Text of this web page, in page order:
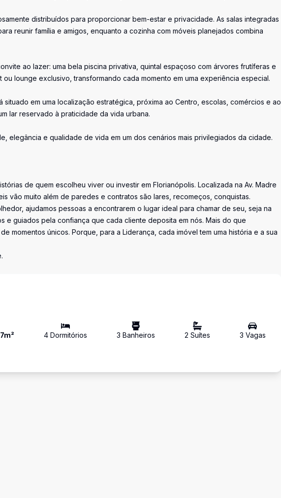
distribuídos para proporcionar bem-estar e privacidade. As salas integradas
reunir família e amigos, enquanto a cozinha com móveis planejados combina
ao lazer: uma bela piscina privativa, quintal espaçoso com árvores frutíferas e
lounge exclusivo, transformando cada momento em uma experiência especial.
em uma localização estratégica, próxima ao Centro, escolas, comércios e ao
lar reservado à praticidade da vida urbana.
elegância e qualidade de vida em um dos cenários mais privilegiados da cidade.
de quem escolheu viver ou investir em Florianópolis. Localizada na Av. Madre
vão muito além de paredes e contratos são lares, recomeços, conquistas.
ajudamos pessoas a encontrarem o lugar ideal para chamar de seu, seja na
e guiados pela confiança que cada cliente deposita em nós. Mais do que
momentos únicos. Porque, para a Liderança, cada imóvel tem uma história e a sua
m² 4Dormitórios 3 Banheiros 2 Suítes 3 Vagas